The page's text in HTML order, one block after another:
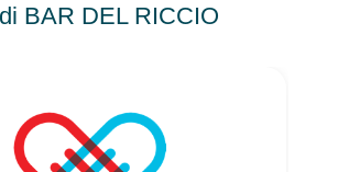
BAR DEL RICCIO